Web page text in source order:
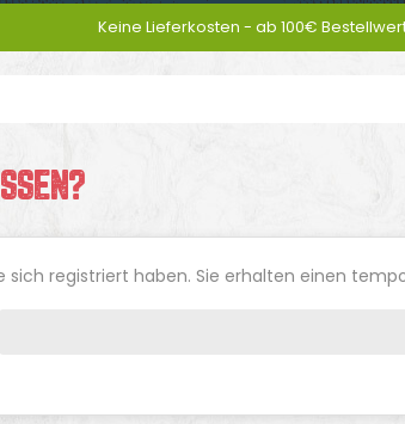
Keine Lieferkosten - ab 100€
registriert haben. Sie erhalten einen